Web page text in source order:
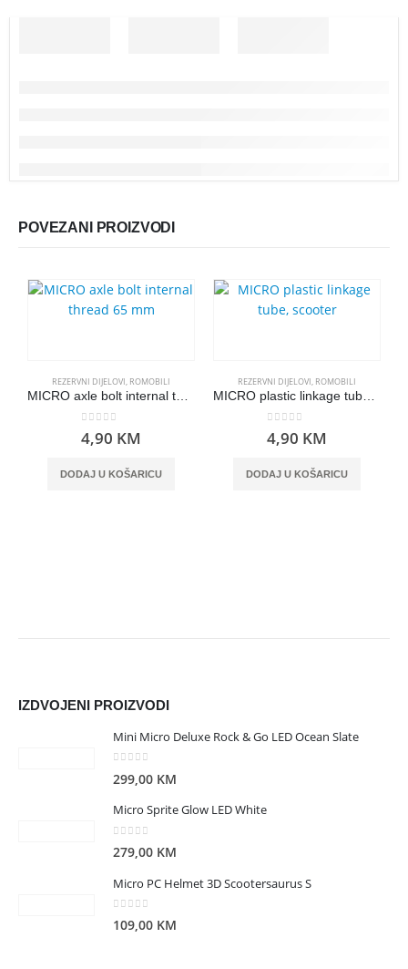
POVEZANI PROIZVODI
REZERVNI DIJELOVI, ROMOBILI
MICRO axle bolt internal thread 65 mm
0out of 5
4,90 KM
DODAJ U KOŠARICU
REZERVNI DIJELOVI, ROMOBILI
MICRO plastic linkage tube, scooter
0out of 5
4,90 KM
DODAJ U KOŠARICU
IZDVOJENI PROIZVODI
Mini Micro Deluxe Rock & Go LED Ocean Slate
299,00 KM
Micro Sprite Glow LED White
279,00 KM
Micro PC Helmet 3D Scootersaurus S
0 out of 5
109,00 KM